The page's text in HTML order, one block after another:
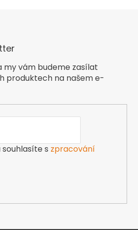
my vám budeme zasílat
produktech na našem e-
s zpracování